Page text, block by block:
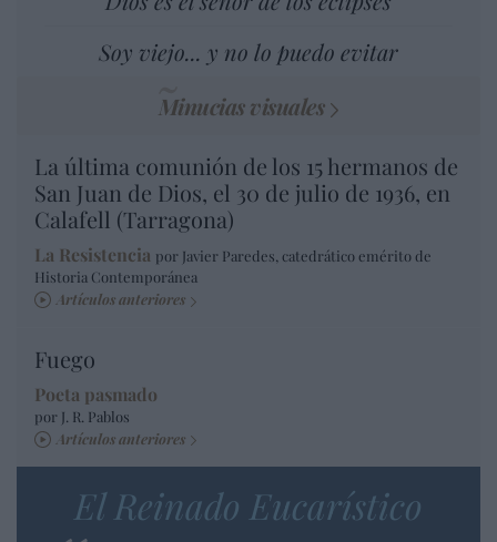
Soy viejo... y no lo puedo evitar
Minucias visuales
La última comunión de los 15 hermanos de
San Juan de Dios, el 30 de julio de 1936, en
Calafell (Tarragona)
La Resistencia por Javier Paredes, catedrático emérito de
Historia Contemporánea
Artículos anteriores
Fuego
Poeta pasmado
por J. R. Pablos
Artículos anteriores
El Reinado Eucarístico